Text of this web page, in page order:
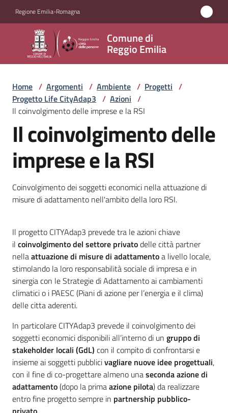
Regione Emilia-Romagna
Comune di
Reggio Emilia
Comune
di
Reggio
Emilia
Amministrazione
Servizi
Emilia
Tutti
gli
argomenti
Menu selezionato
T
u
r
i
s
m
Home / Argomenti / Ambiente / Progetti /
Progetto Life CityAdap3 / Azioni /
Il coinvolgimento delle imprese e la RSI
Il coinvolgimento delle
imprese e la RSI
Coinvolgimento dei soggetti economici nella attuazione di
misure di adattamento nell'ambito della loro RSI.
Il progetto CITYAdap3 prevede tra le azioni chiave
il coinvolgimento del settore privatodelle città partner
nellaattuazione di misure di adattamentoa livello locale,
stimolando la loro responsabilità sociale di impresa e in
sinergia con le Strategie di Adattamento ai cambiamenti
climatici o i PAESC (Piani di azione per l’energia e il clima)
delle citta aderenti.
In particolare CITYAdap3 prevede il coinvolgimento dei
soggetti economici disponibili all’interno di un gruppo di
stakeholder locali (GdL) con il compito di confrontarsi e
insieme ai soggetti pubblicivagliare nuove idee progettuali,
con il fine di co-progettare almeno unaseconda azione di
adattamento(dopo la primaazione pilota) da realizzare
entro fine progetto sempre in partnership pubblico-